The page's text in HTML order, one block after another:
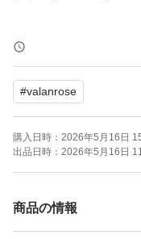
B.VALANCE バラン
0g 白髪染め（ダーク
新品未使用
購入月:2025.5月
#valanrose
購入日時： 2026年5月16日
出品日時： 2026年5月16日
商品の情報